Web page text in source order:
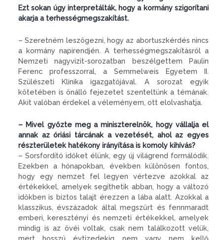
Ezt sokan úgy interpretálták, hogy a kormány szigorítani
akarja a terhességmegszakítást.
– Szeretném leszögezni, hogy az abortuszkérdés nincs
a kormány napirendjén. A terhességmegszakításról a
Nemzeti nagyvizit-sorozatban beszélgettem Paulin
Ferenc professzorral, a Semmelweis Egyetem II.
Szülészeti Klinika igazgatójával. A sorozat egyik
kötetében is önálló fejezetet szenteltünk a témának.
Akit valóban érdekel a véleményem, ott elolvashatja.
– Mivel győzte meg a miniszterelnök, hogy vállalja el
annak az óriá­si tárcának a vezetését, ahol az egyes
részterületek hatékony irányítása is komoly kihívás?
– Sorsfordító időket élünk, egy új világrend formálódik.
Ezekben a hónapokban, években különösen fontos,
hogy egy nemzet fel legyen vértezve azokkal az
értékekkel, amelyek segíthetik abban, hogy a változó
időkben is biztos talajt érezzen a lába alatt. Azokkal a
klasszikus, évszázadok által megszűrt és fennmaradt
emberi, keresztényi és nemzeti értékekkel, amelyek
mindig is az övéi voltak, csak nem találkozott velük,